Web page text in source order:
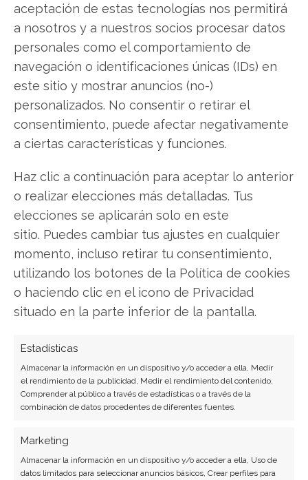
aceptación de estas tecnologías nos permitirá
a nosotros y a nuestros socios procesar datos
personales como el comportamiento de
navegación o identificaciones únicas (IDs) en
este sitio y mostrar anuncios (no-)
personalizados. No consentir o retirar el
consentimiento, puede afectar negativamente
a ciertas características y funciones.
Haz clic a continuación para aceptar lo anterior
o realizar elecciones más detalladas. Tus
elecciones se aplicarán solo en este
sitio. Puedes cambiar tus ajustes en cualquier
momento, incluso retirar tu consentimiento,
utilizando los botones de la Política de cookies
o haciendo clic en el icono de Privacidad
situado en la parte inferior de la pantalla.
Estadísticas
Almacenar la información en un dispositivo y/o acceder a ella, Medir
el rendimiento de la publicidad, Medir el rendimiento del contenido,
Comprender al público a través de estadísticas o a través de la
combinación de datos procedentes de diferentes fuentes.
Marketing
Almacenar la información en un dispositivo y/o acceder a ella, Uso de
datos limitados para seleccionar anuncios básicos, Crear perfiles para
Los últimos resultados de Alphabet son
contundentes: Acción inmediata requerida para
los inversores de Alphabet. ¿Merece la pena
invertir o es momento de vender? En el Análisis
gratuito actual del 7 de agosto descubrirá
exactamente qué hacer.
Alphabet: ¿Comprar o vender?¡Lee más aquí!
Compartir este artículo
Twitter
LinkedIn
Copiar enlace